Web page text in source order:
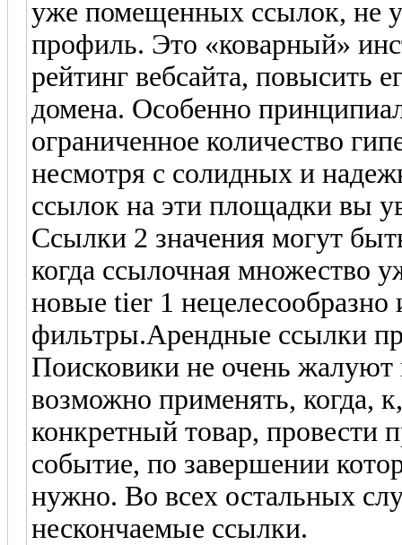
уже помещенных ссылок, не
профиль. Это «коварный»
рейтинг вебсайта, повысить
домена. Особенно
ограниченное количество
несмотря с солидных и
ссылок на эти площадки вы
Ссылки 2 значения могут
когда ссылочная множество
новые tier 1 нецелесообразно
фильтры.Арендные ссылки
Поисковики не очень жалуют
возможно применять, когда,
конкретный товар, провести
событие, по завершении
нужно. Во всех остальных
нескончаемые ссылки.